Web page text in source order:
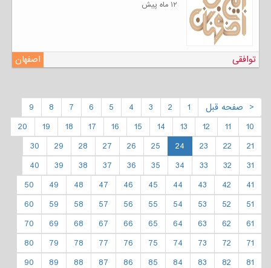
۱۲ ماه پیش
اصفهان توافقی
< صفحه قبل 1
2
3
4
5
6
7
8
9
10
11
12
13
14
15
16
17
18
19
20
21
22
23
24
25
26
27
28
29
30
31
32
33
34
35
36
37
38
39
40
41
42
43
44
45
46
47
48
49
50
51
52
53
54
55
56
57
58
59
60
61
62
63
64
65
66
67
68
69
70
71
72
73
74
75
76
77
78
79
80
81
82
83
84
85
86
87
88
89
90